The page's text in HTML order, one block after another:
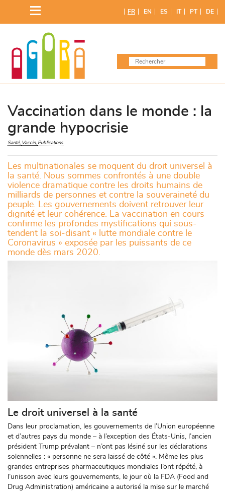
content
FR EN ES IT PT DE
Vaccination dans le monde : la
grande hypocrisie
Santé Vaccin Publications
Les multinationales se moquent du droit universel à
la santé. Nous sommes confrontés à une double
violence dramatique contre les droits humains de
milliards de personnes et contre la souveraineté du
peuple. Les gouvernements doivent retrouver leur
dignité et leur cohérence. La vaccination en cours
confirme les profondes mystifications qui sous-
tendent la soi-disant « lutte mondiale contre le
Coronavirus » exposée par les puissants de ce
monde dès mars 2020.
Le droit universel à la santé
Dans leur proclamation, les gouvernements de l’Union européenne
et d’autres pays du monde – à l’exception des États-Unis, l’ancien
président Trump prévalant – n’ont pas lésiné sur les déclarations
solennelles : « personne ne sera laissé de côté ». Même les plus
grandes entreprises pharmaceutiques mondiales l’ont répété, à
l’unisson avec leurs gouvernements, le jour où la FDA (Food and
Drug Administration) américaine a autorisé la mise sur le marché